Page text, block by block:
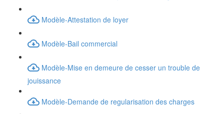
Modèle-Attestation de loyer
Modèle-Bail commercial
Modèle-Mise en demeure de cesser un trouble de
jouissance
Modèle-Demande de regularisation des charges